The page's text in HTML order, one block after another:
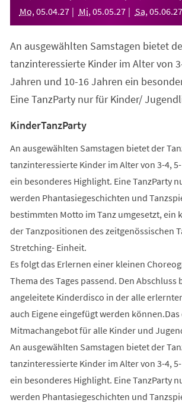
Mo, 05.04.27 Mi, 05.05.27 Sa, 05.06.27
An ausgewählten Samstagen bietet
tanzinteressierte Kinder im Alter von
Jahren und 10-16 Jahren ein
Eine TanzParty nur für Kinder/
KinderTanzParty
An ausgewählten Samstagen bietet der
tanzinteressierte Kinder im Alter von 3-4,
ein besonderes Highlight. Eine TanzParty
werden Phantasiegeschichten und
bestimmten Motto im Tanz umgesetzt, ein
der Tanzpositionen des zeitgenössischen
Stretching- Einheit.
Es folgt das Erlernen einer kleinen
Thema des Tages passend. Den Abschluss
angeleitete Kinderdisco in der alle
auch Eigene eingefügt werden
Mitmachangebot für alle Kinder und
An ausgewählten Samstagen bietet der
tanzinteressierte Kinder im Alter von 3-4,
ein besonderes Highlight. Eine TanzParty
werden Phantasiegeschichten und